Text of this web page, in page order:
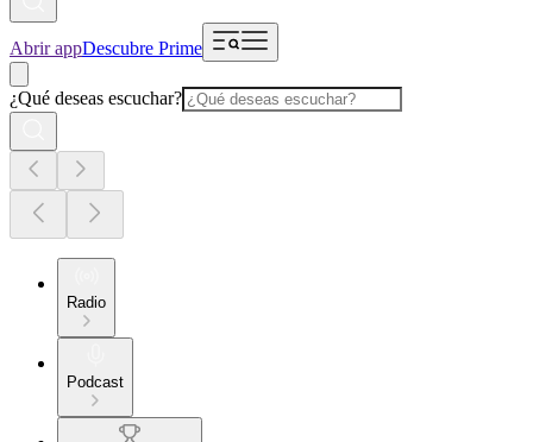
Abrir appDescubre Prime
¿Qué deseas escuchar?
Radio
Podcast